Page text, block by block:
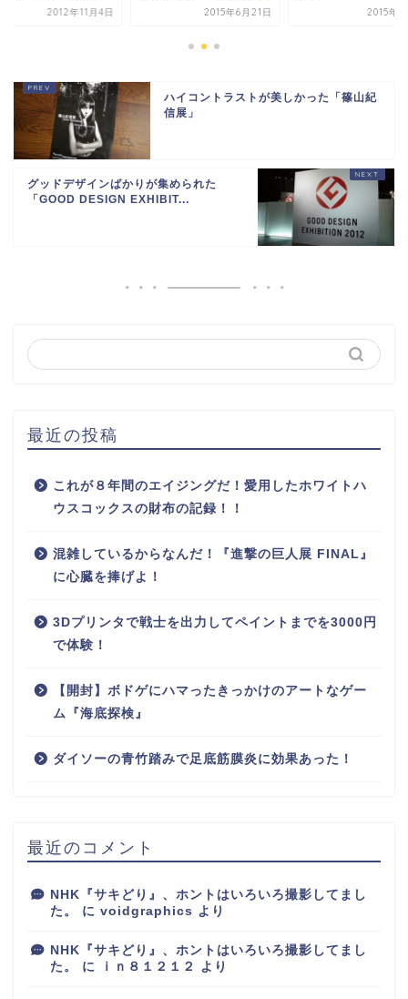
2012年11月4日 2015年6月21日 2015年6
ハイコントラストが美しかった「篠山紀
信展」
グッドデザインばかりが集められた
「GOOD DESIGN EXHIBIT...
最近の投稿
これが８年間のエイジングだ！愛用したホワイトハ
ウスコックスの財布の記録！！
混雑しているからなんだ！『進撃の巨人展 FINAL』
に心臓を捧げよ！
3Dプリンタで戦士を出力してペイントまでを3000円
で体験！
【開封】ボドゲにハマったきっかけのアートなゲー
ム『海底探検』
ダイソーの青竹踏みで足底筋膜炎に効果あった！
最近のコメント
NHK『サキどり』、ホントはいろいろ撮影してまし
た。
に voidgraphics より
NHK『サキどり』、ホントはいろいろ撮影してまし
た。
に ｉｎ８１２１２ より